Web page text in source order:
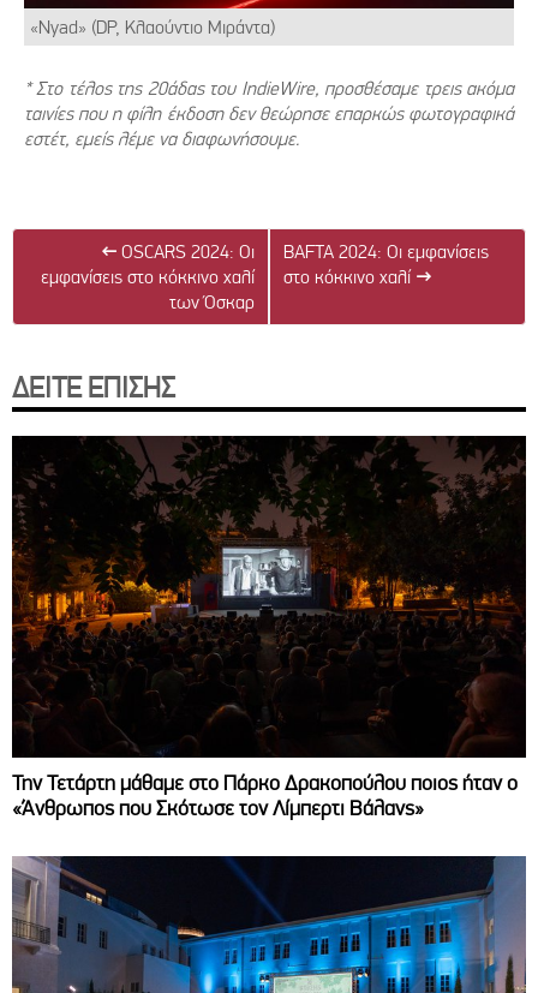
«Nyad» (DP, Κλαούντιο Μιράντα)
* Στο τέλος της 20άδας του IndieWire, προσθέσαμε τρεις ακόμα
ταινίες που η φίλη έκδοση δεν θεώρησε επαρκώς φωτογραφικά
εστέτ, εμείς λέμε να διαφωνήσουμε.
← OSCARS 2024: Οι
εμφανίσεις στο κόκκινο χαλί
των Όσκαρ
BAFTA 2024: Οι εμφανίσεις
στο κόκκινο χαλί →
ΔΕΙΤΕ ΕΠΙΣΗΣ
Την Τετάρτη μάθαμε στο Πάρκο Δρακοπούλου ποιος ήταν ο
«Άνθρωπος που Σκότωσε τον Λίμπερτι Βάλανς»